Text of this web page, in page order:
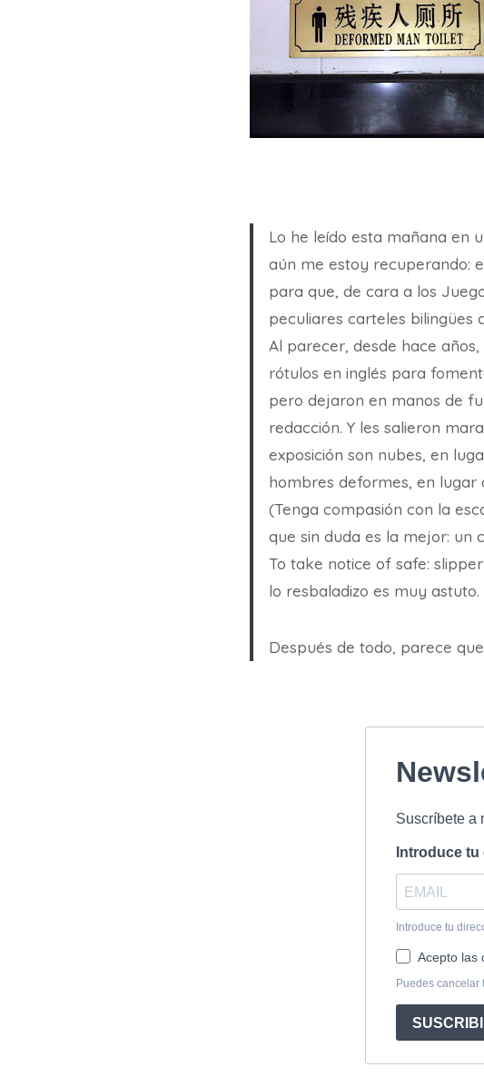
Lo he leído esta mañana en
aún me estoy recuperando:
para que, de cara a los
peculiares carteles bilingües
Al parecer, desde hace
rótulos en inglés para
pero dejaron en manos de
redacción. Y les salieron
exposición son nubes, en
hombres deformes, en lugar
(Tenga compasión con la
que sin duda es la mejor: un
To take notice of safe:
lo resbaladizo es muy astuto.
Después de todo, parece